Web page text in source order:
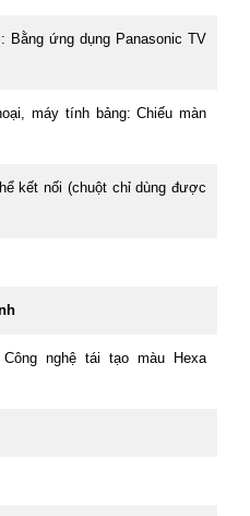
Bằng ứng dụng Panasonic TV
máy tính bảng: Chiếu màn
kết nối (chuột chỉ dùng được
nghệ tái tạo màu Hexa